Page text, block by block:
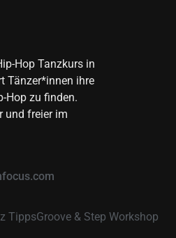
Hop Tanzkurs in
Tänzer*innen ihre
Hop zu finden.
und freier im
TippsGroove & Step Workshop